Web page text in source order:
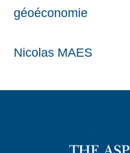
géoéconomie
Nicolas MAES